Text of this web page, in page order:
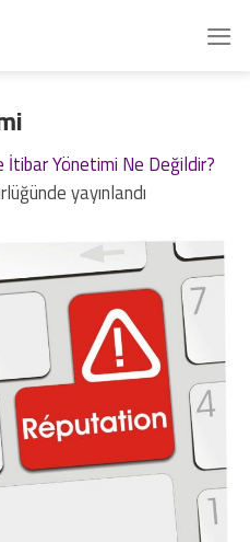
İtibar Yönetimi Ne Değildir?
yayınlandı